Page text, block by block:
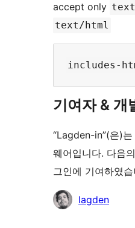
accept only
text/html
기여자 & 개
“Lagden-in”(은)
웨어입니다. 다음
그인에 기여하였습
기
lagden